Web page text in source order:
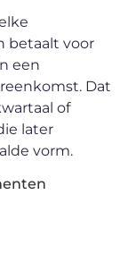
betaalt voor
een
Dat
of
later
vorm.